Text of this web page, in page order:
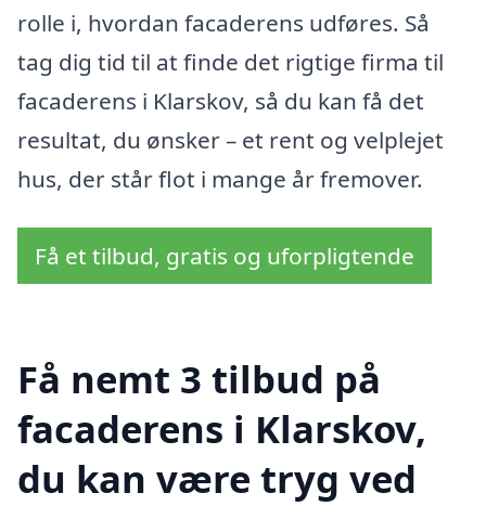
rolle i, hvordan facaderens udføres. Så
tag dig tid til at finde det rigtige firma til
facaderens i Klarskov, så du kan få det
resultat, du ønsker – et rent og velplejet
hus, der står flot i mange år fremover.
Få et tilbud, gratis og uforpligtende
Få nemt 3 tilbud på
facaderens i Klarskov,
du kan være tryg ved